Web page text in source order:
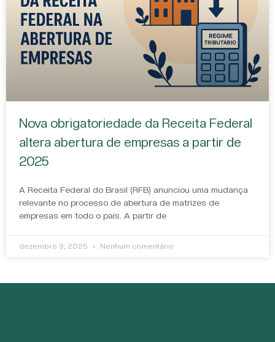
Nova obrigatoriedade da Receita Federal
altera abertura de empresas a partir de
2025
A Receita Federal do Brasil (RFB) anunciou uma mudança
relevante no processo de abertura de matrizes de
empresas em todo o país. A partir de
dezembro 9, 2025 Nenhum comentário